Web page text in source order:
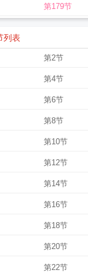
偏爱短剧全集蓄意偏爱映隐
第179节
列表
第2节
第4节
第6节
第8节
第10节
第12节
第14节
第16节
第18节
第20节
第22节